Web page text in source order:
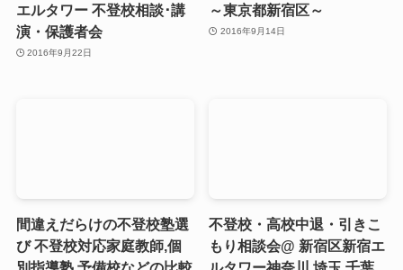
エルタワー 不登校相談･講
演・保護者会
2016年9月22日
～東京都新宿区～
2016年9月14日
間違えだらけの不登校塾選
び 不登校対応家庭教師,個
不登校・高校中退・引きこ
もり相談会@ 新宿区新宿エ